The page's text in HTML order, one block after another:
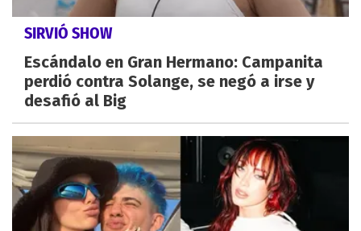
SIRVIÓ SHOW
Escándalo en Gran Hermano: Campanita
perdió contra Solange, se negó a irse y
desafió al Big